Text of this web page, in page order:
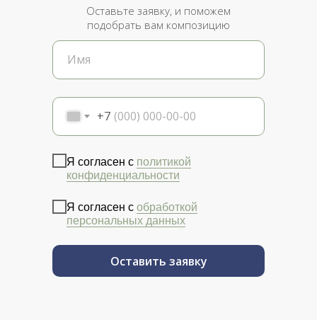
+7
Я согласен с политикой
конфиденциальности
Я согласен с обработкой
персональных данных
Оставить заявку
Оставьте заявку, и поможем
подобрать вам композицию